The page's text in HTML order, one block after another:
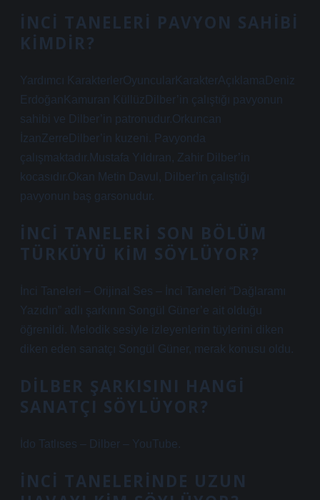
İNCI TANELERI PAVYON SAHIBI
KIMDIR?
Yardımcı KarakterlerOyuncularKarakterAçıklamaDeniz
ErdoğanKamuran KüllüzDilber’in çalıştığı pavyonun
sahibi ve Dilber’in patronudur.Orkuncan
İzanZerreDilber’in kuzeni. Pavyonda
çalışmaktadır.Mustafa Yıldıran, Zahir Dilber’in
kocasıdır.Okan Metin Davul, Dilber’in çalıştığı
pavyonun baş garsonudur.
İNCI TANELERI SON BÖLÜM
TÜRKÜYÜ KIM SÖYLÜYOR?
İnci Taneleri – Orijinal Ses – İnci Taneleri “Dağlaramı
Yazıdın” adlı şarkının Songül Güner’e ait olduğu
öğrenildi. Melodik sesiyle izleyenlerin tüylerini diken
diken eden sanatçı Songül Güner, merak konusu oldu.
DILBER ŞARKISINI HANGI
SANATÇI SÖYLÜYOR?
İdo Tatlıses – Dilber – YouTube.
İNCI TANELERINDE UZUN